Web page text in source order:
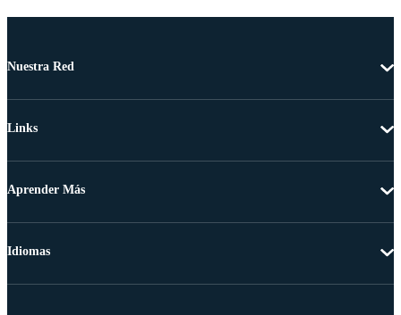
Nuestra Red
Links
Aprender Más
Idiomas